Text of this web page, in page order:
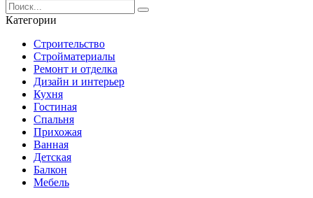
Категории
Строительство
Стройматериалы
Ремонт и отделка
Дизайн и интерьер
Кухня
Гостиная
Спальня
Прихожая
Ванная
Детская
Балкон
Мебель